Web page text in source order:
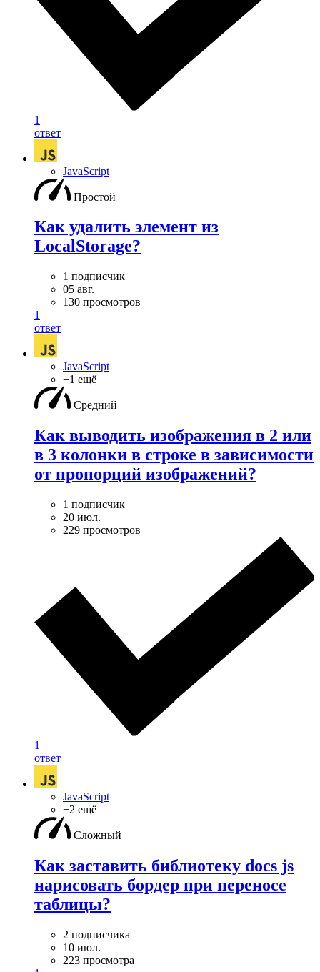
1
ответ
JavaScript
Простой
Как удалить элемент из
LocalStorage?
1 подписчик
05 авг.
130 просмотров
1
ответ
JavaScript
+1 ещё
Средний
Как выводить изображения в 2 или
в 3 колонки в строке в зависимости
от пропорций изображений?
1 подписчик
20 июл.
229 просмотров
1
ответ
JavaScript
+2 ещё
Сложный
Как заставить библиотеку docs js
нарисовать бордер при переносе
таблицы?
2 подписчика
10 июл.
223 просмотра